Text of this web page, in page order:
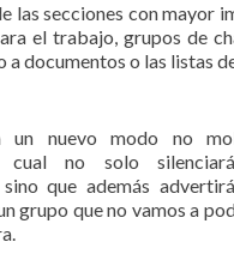
las secciones con mayor
el trabajo, grupos de
a documentos o las listas
un nuevo modo no
cual no solo
sino que además
grupo que no vamos a